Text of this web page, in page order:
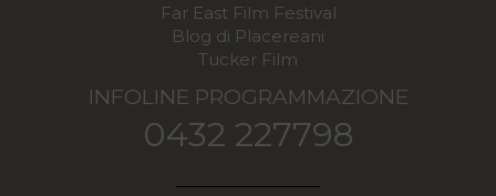
Far East Film Festival
Blog di Placereani
Tucker Film
INFOLINE PROGRAMMAZIONE
0432 227798